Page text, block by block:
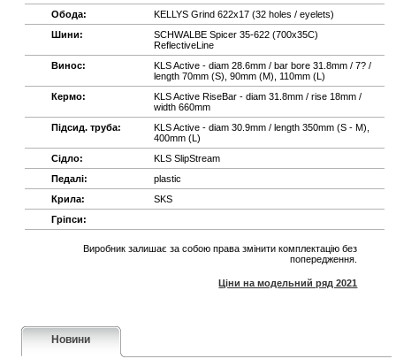
Обода:
KELLYS Grind 622x17 (32 holes / eyelets)
Шини:
SCHWALBE Spicer 35-622 (700x35C)
ReflectiveLine
Винос:
KLS Active - diam 28.6mm / bar bore 31.8mm / 7? /
length 70mm (S), 90mm (M), 110mm (L)
Кермо:
KLS Active RiseBar - diam 31.8mm / rise 18mm /
width 660mm
Підсид. труба:
KLS Active - diam 30.9mm / length 350mm (S - M),
400mm (L)
Сідло:
KLS SlipStream
Педалі:
plastic
Крила:
SKS
Гріпси:
Виробник залишає за собою права змінити комплектацію без
попередження.
Ціни на модельний ряд 2021
Новини